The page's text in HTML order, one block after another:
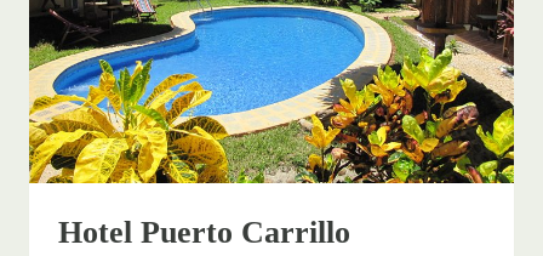
Hotel Puerto Carrillo